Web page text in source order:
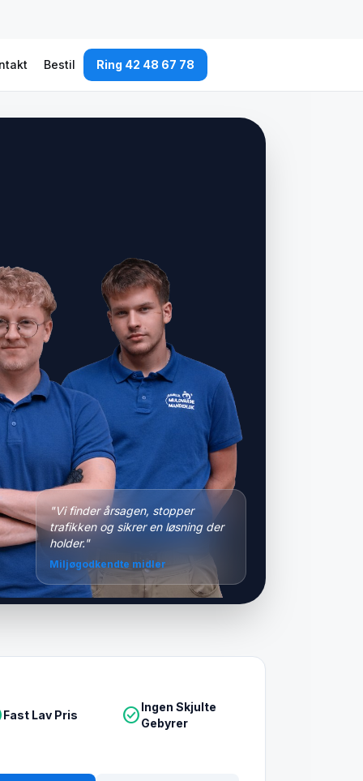
Bestil Ring 42 48 67 78
"Vi finder årsagen, stopper
trafikken og sikrer en løsning der
holder."
Miljøgodkendte midler
Fast Lav Pris check_circleIngen Skjulte
Gebyrer